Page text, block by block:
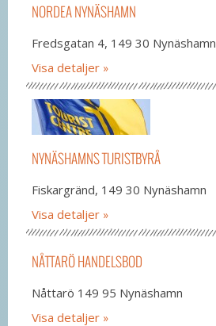
NORDEA NYNÄSHAMN
Fredsgatan 4, 149 30 Nynäshamn
Visa detaljer
NYNÄSHAMNS TURISTBYRÅ
Fiskargränd, 149 30 Nynäshamn
Visa detaljer
NÅTTARÖ HANDELSBOD
Nåttarö 149 95 Nynäshamn
Visa detaljer